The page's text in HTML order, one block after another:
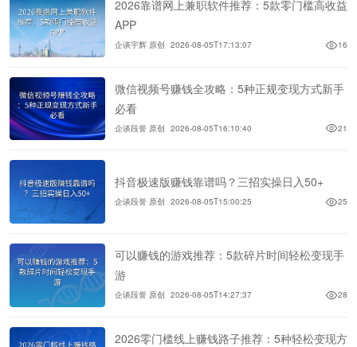
2026靠谱网上兼职软件推荐：5款零门槛高收益
APP
企谈宇辉 原创 2026-08-05T17:13:07 16
微信视频号赚钱全攻略：5种正规变现方式新手
必看
企谈段誉 原创 2026-08-05T16:10:40 21
抖音极速版赚钱靠谱吗？三招实操日入50+
企谈段誉 原创 2026-08-05T15:00:25 25
可以赚钱的游戏推荐：5款碎片时间轻松变现手
游
企谈段誉 原创 2026-08-05T14:27:37 28
2026零门槛线上赚钱路子推荐：5种轻松变现方